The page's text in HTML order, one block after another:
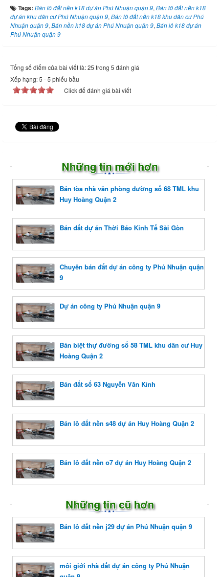
Tags: Bán lô đất nền k18 dự án Phú Nhuận quận 9,Bán lô đất nền k18
dự án khu dân cư Phú Nhuận quận 9,Bán lô đất nền k18 khu dân cư Phú
Nhuận quận 9,Bán nền k18 dự án Phú Nhuận quận 9,Bán lô k18 dự án
Phú Nhuận quận 9
Tổng số điểm của bài viết là: 25 trong 5 đánh giá
Xếp hạng:5 -5 phiếu bầu
Click để đánh giá bài viết
Những tin mới hơn
Bán tòa nhà văn phòng đường số 68 TML khu
Huy Hoàng Quận 2
Bán đất dự án Thời Báo Kinh Tế Sài Gòn
Chuyên bán đất dự án công ty Phú Nhuận quận
9
Dự án công ty Phú Nhuận quận 9
Bán biệt thự đường số 58 TML khu dân cư Huy
Hoàng Quận 2
Bán đất số 63 Nguyễn Văn Kỉnh
Bán lô đất nền s48 dự án Huy Hoàng Quận 2
Bán lô đất nền o7 dự án Huy Hoàng Quận 2
Những tin cũ hơn
Bán lô đất nền j29 dự án Phú Nhuận quận 9
môi giới nhà đất dự án công ty Phú Nhuận